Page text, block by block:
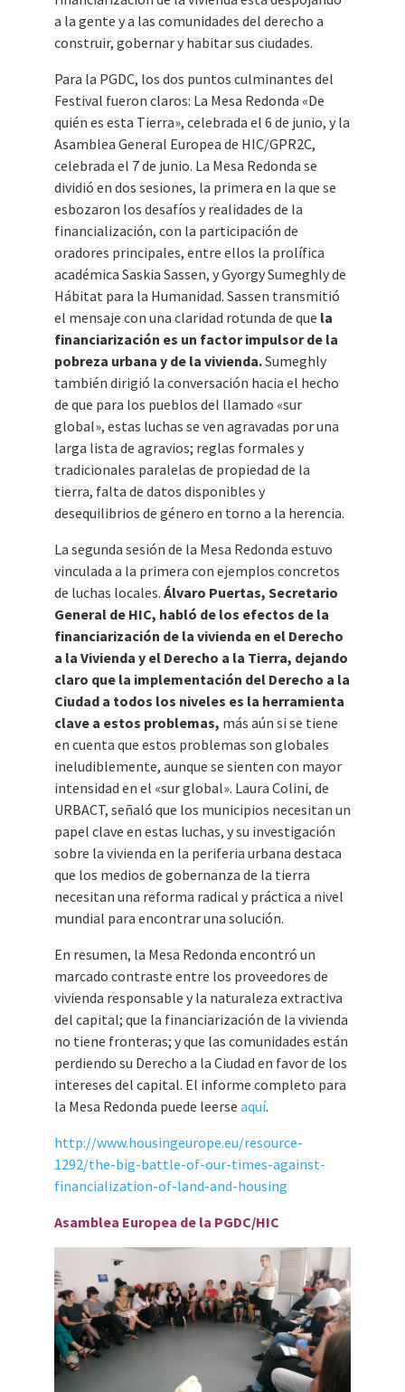
a la gente y a las comunidades del derecho a
construir, gobernar y habitar sus ciudades.
Para la PGDC, los dos puntos culminantes del
Festival fueron claros: La Mesa Redonda «De
quién es esta Tierra», celebrada el 6 de junio, y la
Asamblea General Europea de HIC/GPR2C,
celebrada el 7 de junio. La Mesa Redonda se
dividió en dos sesiones, la primera en la que se
esbozaron los desafíos y realidades de la
financialización, con la participación de
oradores principales, entre ellos la prolífica
académica Saskia Sassen, y Gyorgy Sumeghly de
Hábitat para la Humanidad. Sassen transmitió
el mensaje con una claridad rotunda de que la
financiarización es un factor impulsor de la
pobreza urbana y de la vivienda.Sumeghly
también dirigió la conversación hacia el hecho
de que para los pueblos del llamado «sur
global», estas luchas se ven agravadas por una
larga lista de agravios; reglas formales y
tradicionales paralelas de propiedad de la
tierra, falta de datos disponibles y
desequilibrios de género en torno a la herencia.
La segunda sesión de la Mesa Redonda estuvo
vinculada a la primera con ejemplos concretos
de luchas locales. Álvaro Puertas, Secretario
General de HIC, habló de los efectos de la
financiarización de la vivienda en el Derecho
a la Vivienda y el Derecho a la Tierra, dejando
claro que la implementación del Derecho a la
Ciudad a todos los niveles es la herramienta
clave a estos problemas, más aún si se tiene
en cuenta que estos problemas son globales
ineludiblemente, aunque se sienten con mayor
intensidad en el «sur global». Laura Colini, de
URBACT, señaló que los municipios necesitan un
papel clave en estas luchas, y su investigación
sobre la vivienda en la periferia urbana destaca
que los medios de gobernanza de la tierra
necesitan una reforma radical y práctica a nivel
mundial para encontrar una solución.
En resumen, la Mesa Redonda encontró un
marcado contraste entre los proveedores de
vivienda responsable y la naturaleza extractiva
del capital; que la financiarización de la vivienda
no tiene fronteras; y que las comunidades están
perdiendo su Derecho a la Ciudad en favor de los
intereses del capital. El informe completo para
la Mesa Redonda puede leerse aquí.
http://www.housingeurope.eu/resource-
1292/the-big-battle-of-our-times-against-
financialization-of-land-and-housing
Asamblea Europea de la PGDC/HIC